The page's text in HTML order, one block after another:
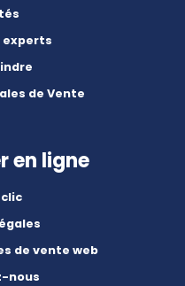
experts
de Vente
en ligne
clic
de vente web
nous